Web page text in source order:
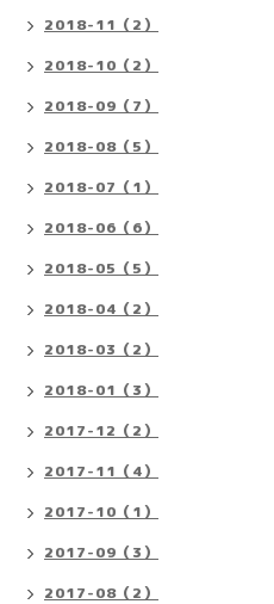
2018-11（2）
2018-10（2）
2018-09（7）
2018-08（5）
2018-07（1）
2018-06（6）
2018-05（5）
2018-04（2）
2018-03（2）
2018-01（3）
2017-12（2）
2017-11（4）
2017-10（1）
2017-09（3）
2017-08（2）